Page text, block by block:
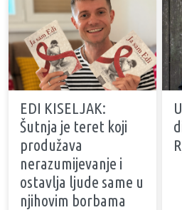
EDI KISELJAK:
Šutnja je teret koji
produžava
nerazumijevanje i
ostavlja ljude same u
njihovim borbama